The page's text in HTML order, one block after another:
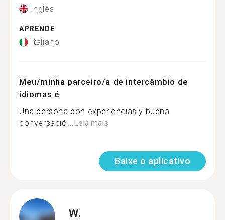
Inglês
APRENDE
Italiano
Meu/minha parceiro/a de intercâmbio de
idiomas é
Una persona con experiencias y buena
conversació...Leia mais
Baixe o aplicativo
W.